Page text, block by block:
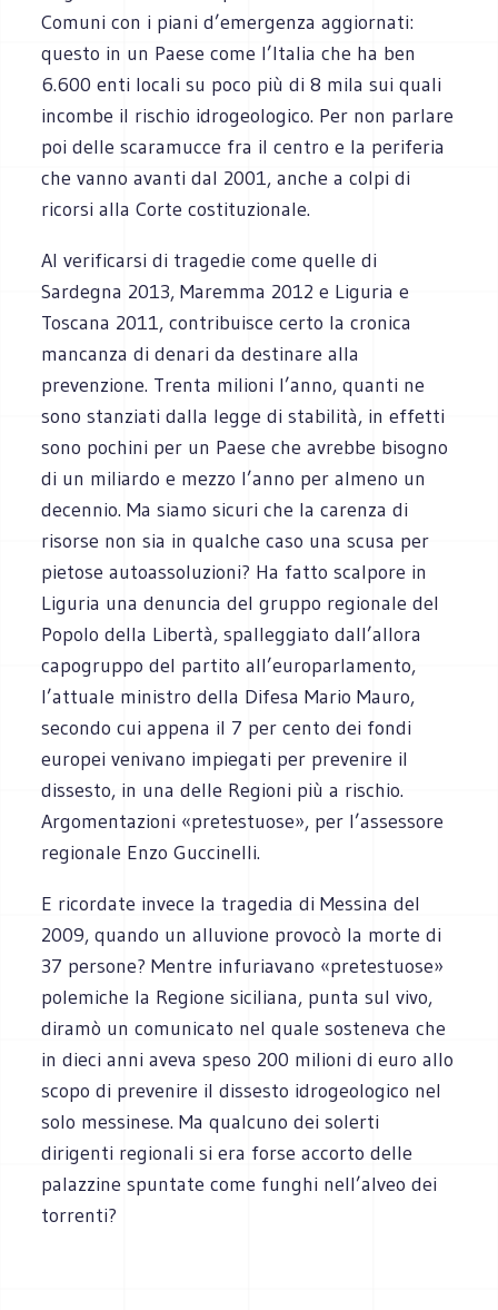
Comuni con i piani d’emergenza aggiornati:
questo in un Paese come l’Italia che ha ben
6.600 enti locali su poco più di 8 mila sui quali
incombe il rischio idrogeologico. Per non parlare
poi delle scaramucce fra il centro e la periferia
che vanno avanti dal 2001, anche a colpi di
ricorsi alla Corte costituzionale.
Al verificarsi di tragedie come quelle di
Sardegna 2013, Maremma 2012 e Liguria e
Toscana 2011, contribuisce certo la cronica
mancanza di denari da destinare alla
prevenzione. Trenta milioni l’anno, quanti ne
sono stanziati dalla legge di stabilità, in effetti
sono pochini per un Paese che avrebbe bisogno
di un miliardo e mezzo l’anno per almeno un
decennio. Ma siamo sicuri che la carenza di
risorse non sia in qualche caso una scusa per
pietose autoassoluzioni? Ha fatto scalpore in
Liguria una denuncia del gruppo regionale del
Popolo della Libertà, spalleggiato dall’allora
capogruppo del partito all’europarlamento,
l’attuale ministro della Difesa Mario Mauro,
secondo cui appena il 7 per cento dei fondi
europei venivano impiegati per prevenire il
dissesto, in una delle Regioni più a rischio.
Argomentazioni «pretestuose», per l’assessore
regionale Enzo Guccinelli.
E ricordate invece la tragedia di Messina del
2009, quando un alluvione provocò la morte di
37 persone? Mentre infuriavano «pretestuose»
polemiche la Regione siciliana, punta sul vivo,
diramò un comunicato nel quale sosteneva che
in dieci anni aveva speso 200 milioni di euro allo
scopo di prevenire il dissesto idrogeologico nel
solo messinese. Ma qualcuno dei solerti
dirigenti regionali si era forse accorto delle
palazzine spuntate come funghi nell’alveo dei
torrenti?